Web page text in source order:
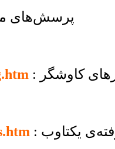
: پرسش‌های
کاوشگر
یکتاوب